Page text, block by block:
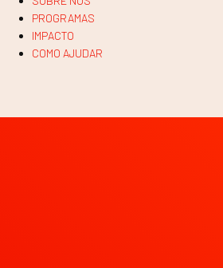
PROGRAMAS
IMPACTO
COMO AJUDAR